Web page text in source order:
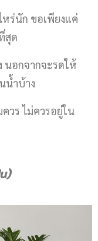
ร่นัก ขอเพียงแค่
สุด
นอกจากจะรดให้
น้ำบ้าง
วร ไม่ควรอยู่ใน